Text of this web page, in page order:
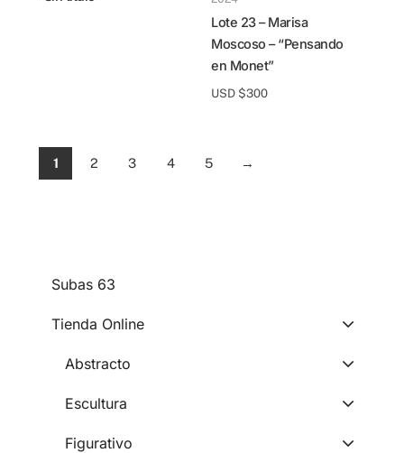
subas 63
Tienda Online
Abstracto
Escultura
Figurativo
Lote 23 – Marisa
Moscoso – “Pensando
en Monet”
USD $300
1 2 3 4 5 →